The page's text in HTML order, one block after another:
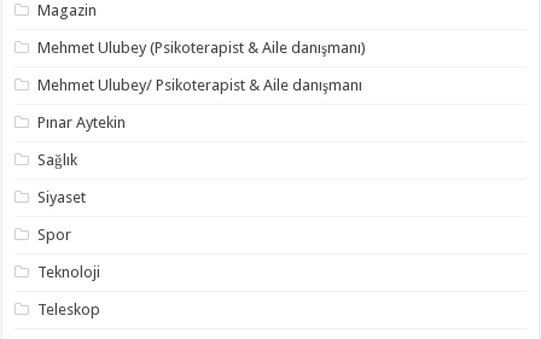
Magazin
Mehmet Ulubey (Psikoterapist & Aile danışmanı)
Mehmet Ulubey/ Psikoterapist & Aile danışmanı
Pınar Aytekin
Sağlık
Siyaset
Spor
Teknoloji
Teleskop